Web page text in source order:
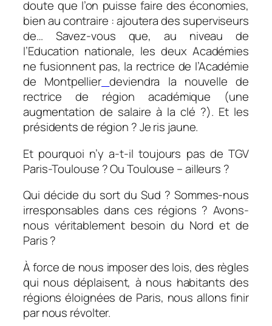
doute que l’on puisse faire des économies,
bien au contraire : ajoutera des superviseurs
de… Savez-vous que, au niveau de
l’Education nationale, les deux Académies
ne fusionnent pas, la rectrice de l’Académie
de Montpellier deviendra la nouvelle de
rectrice de région académique (une
augmentation de salaire à la clé ?). Et les
présidents de région ? Je ris jaune.
Et pourquoi n’y a-t-il toujours pas de TGV
Paris-Toulouse ? Ou Toulouse – ailleurs ?
Qui décide du sort du Sud ? Sommes-nous
irresponsables dans ces régions ? Avons-
nous véritablement besoin du Nord et de
Paris ?
À force de nous imposer des lois, des règles
qui nous déplaisent, à nous habitants des
régions éloignées de Paris, nous allons finir
par nous révolter.